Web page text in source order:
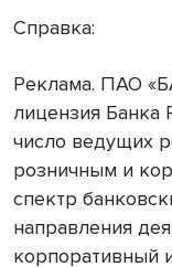
Справка:
Реклама. ПАО
лицензия Банка
число ведущих
розничным и
спектр
направления
корпоративный